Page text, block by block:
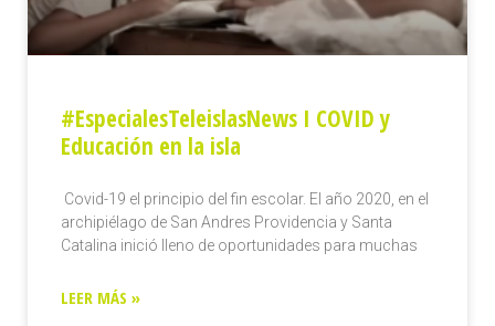
#EspecialesTeleislasNews I COVID y
Educación en la isla
Covid-19 el principio del fin escolar. El año 2020, en el
archipiélago de San Andres Providencia y Santa
Catalina inició lleno de oportunidades para muchas
LEER MÁS »